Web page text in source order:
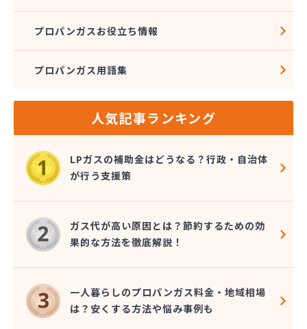
プロパンガスお役立ち情報
プロパンガス用語集
人気記事ランキング
LPガスの補助金はどうなる？行政・自治体
が行う支援策
ガス代が高い原因とは？節約するための効
果的な方法を徹底解説！
一人暮らしのプロパンガス料金・地域相場
は？安くする方法や悩み事例も